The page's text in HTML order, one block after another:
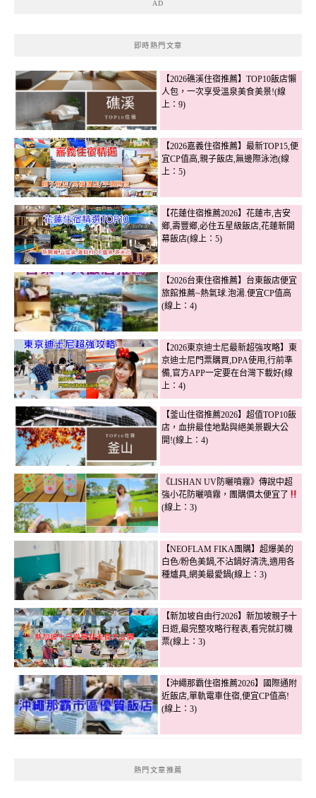
AD
即時熱門文章
【2026礁溪住宿推薦】TOP10飯店懶
人包，一次享受溫泉美食美景!(線
上：9)
【2026嘉義住宿推薦】最新TOP15,便
宜CP值高,親子飯店,無邊際泳池(線
上：5)
【花蓮住宿推薦2026】花蓮市,吉安
鄉,壽豐鄉,必住五星級飯店,花蓮新開
幕飯店(線上：5)
【2026台東住宿推薦】台東飯店便宜
旅館推薦~熱氣球.泡湯.便宜CP值高
(線上：4)
【2026東京迪士尼最新超強攻略】東
京迪士尼門票購買,DPA使用,行前準
備,官方APP一定要在台灣下載好(線
上：4)
【釜山住宿推薦2026】超值TOP10飯
店，血拚最佳地點與絕美景觀大公
開!(線上：4)
《LISHAN UV防曬噴霧》傳說中超
強小花防曬噴霧，團購價太便宜了
(線上：3)
【NEOFLAM FIKA團購】超爆美的
白色/粉色美鍋,不沾鍋好清洗,適用各
種爐具,網美最愛鍋(線上：3)
【新加坡自由行2026】新加坡親子十
日遊,最完整攻略行程表,看完就訂機
票(線上：3)
【沖繩那霸住宿推薦2026】國際通附
近飯店,單軌電車住宿,便宜CP值高!
(線上：3)
熱門文章推薦